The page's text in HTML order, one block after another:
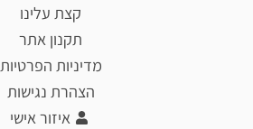
קצת עלינו
תקנון אתר
מדיניות הפרטיות
הצהרת נגישות
איזור אישי